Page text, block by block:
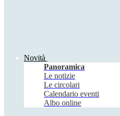
Novità
Panoramica
Le notizie
Le circolari
Calendario eventi
Albo online